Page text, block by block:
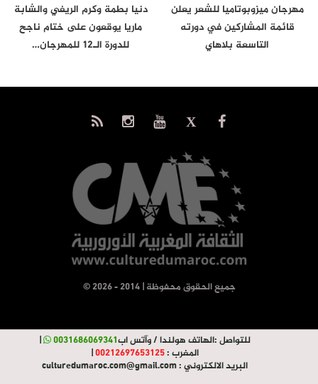
مهرجان ميزوبوتاميا للشعر يعلن
قائمة المشاركين في دورته
التاسعة بلاهاي
دنيا بطمة وكرم الريفي والشابة
ماريا يوقعون على ختام ناجح
للدورة الـ12 للمهرجان…
© جميع الحقوق محفوظة | 2014 - 2026
للتواصل :الهاتف هولندا / وآتس اب0031686069341
|
المغرب :00212697653125
|
البريد الالكتروني :culturedumaroc.com@gmail.com